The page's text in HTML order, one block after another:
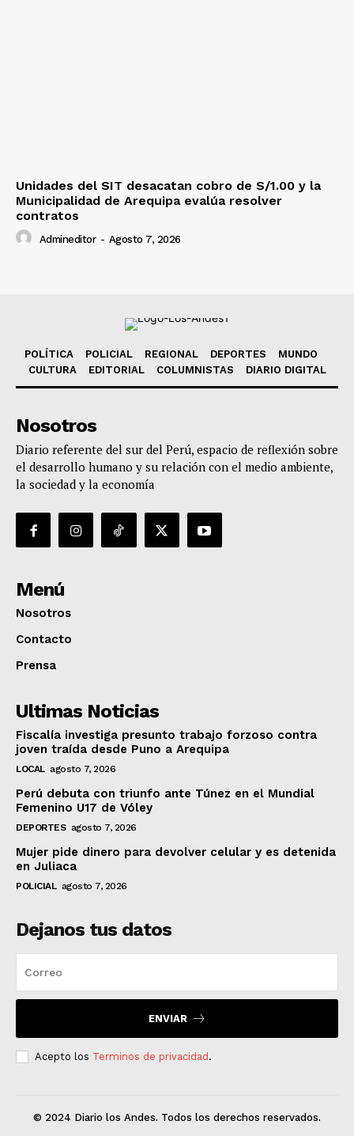
Unidades del SIT desacatan cobro de S/1.00 y la
Municipalidad de Arequipa evalúa resolver
contratos
Admineditor - Agosto 7, 2026
POLÍTICA POLICIAL REGIONAL DEPORTES
MUNDO
CULTURA
EDITORIAL COLUMNISTAS DIARIO DIGITAL
Nosotros
Diario referente del sur del Perú, espacio de reflexión sobre
el desarrollo humano y su relación con el medio ambiente,
la sociedad y la economía
Menú
Nosotros
Contacto
Prensa
Ultimas Noticias
Fiscalía investiga presunto trabajo forzoso contra
joven traída desde Puno a Arequipa
LOCAL agosto 7, 2026
Perú debuta con triunfo ante Túnez en el Mundial
Femenino U17 de Vóley
DEPORTES agosto 7, 2026
Mujer pide dinero para devolver celular y es detenida
en Juliaca
POLICIAL agosto 7, 2026
Dejanos tus datos
ENVIAR
Acepto los Terminos de privacidad.
© 2024 Diario los Andes. Todos los derechos reservados.